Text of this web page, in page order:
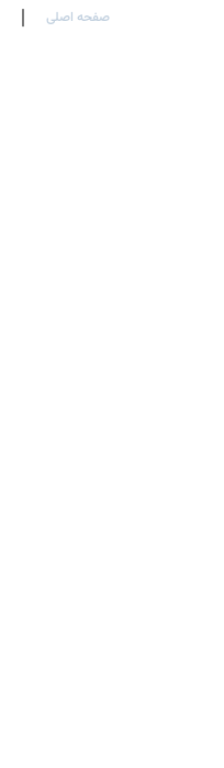
صفحه اصلی